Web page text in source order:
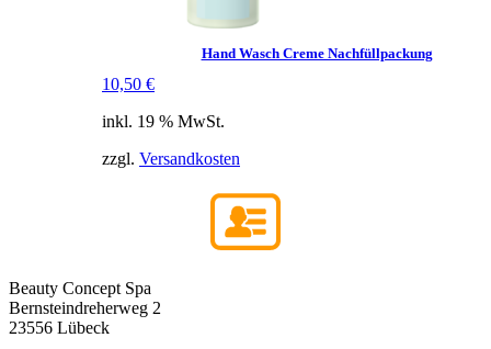
Hand Wasch Creme Nachfüllpackung
10,50 €
inkl. 19 % MwSt.
zzgl. Versandkosten
Beauty Concept Spa
Bernsteindreherweg 2
23556 Lübeck